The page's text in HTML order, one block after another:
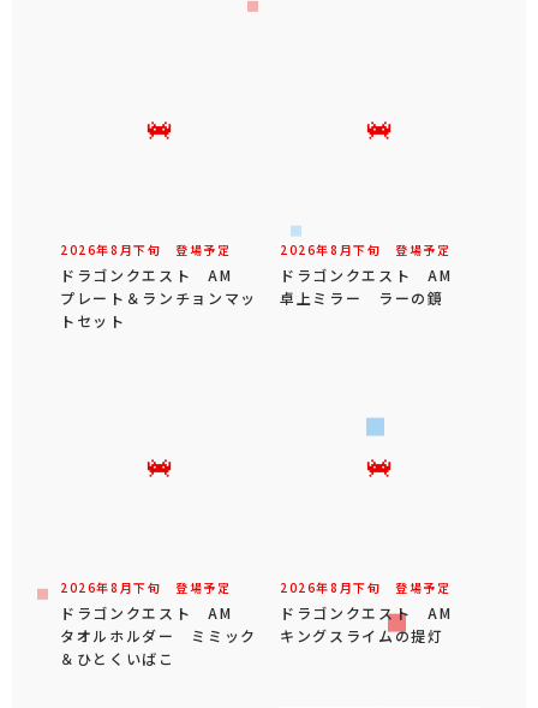
2026年8 月下旬 登場予定
ドラゴンクエスト AM
プレート＆ランチョンマッ
トセット
2026年8 月下旬 登場予定
ドラゴンクエスト AM
卓上ミラー ラーの鏡
2026年8 月下旬 登場予定
ドラゴンクエスト AM
タオルホルダー ミミック
＆ひとくいばこ
2026年8 月下旬 登場予定
ドラゴンクエスト AM
キングスライムの提灯